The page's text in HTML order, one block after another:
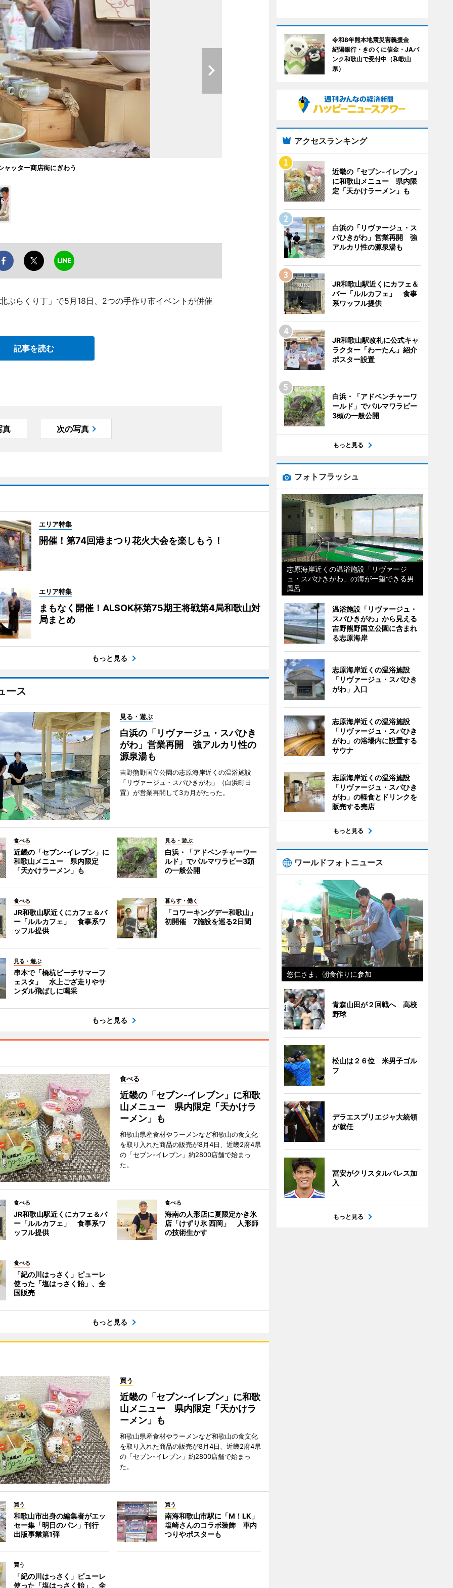
ャッター商店街にぎわう
ぶらくり丁」で5月18日、2つの手作り市イベントが併催
記事を読む
真 次の写真
エリア特集
開催！第74回港まつり花火大会を楽しもう！
エリア特集
まもなく開催！ALSOK杯第75期王将戦第4局和歌山対
局まとめ
もっと見る
ース
見る・遊ぶ
白浜の「リヴァージュ・スパひき
がわ」営業再開 強アルカリ性の
源泉湯も
吉野熊野国立公園の志原海岸近くの温浴施設
「リヴァージュ・スパひきがわ」（白浜町日
置）が営業再開して3カ月がたった。
食べる
近畿の「セブン-イレブン」に
和歌山メニュー 県内限定
「天かけラーメン」も
見る・遊ぶ
白浜・「アドベンチャーワー
ルド」でパルマワラビー3頭
の一般公開
食べる
JR和歌山駅近くにカフェ＆バ
ー「ルルカフェ」 食事系ワ
ッフル提供
暮らす・働く
「コワーキングデー和歌山」
初開催 7施設を巡る2日間
見る・遊ぶ
串本で「橋杭ビーチサマーフ
ェスタ」 水上ござ走りやサ
ンダル飛ばしに喝采
もっと見る
食べる
近畿の「セブン-イレブン」に和歌
山メニュー 県内限定「天かけラ
ーメン」も
和歌山県産食材やラーメンなど和歌山の食文化
を取り入れた商品の販売が8月4日、近畿2府4県
の「セブン-イレブン」約2800店舗で始まっ
た。
食べる
JR和歌山駅近くにカフェ＆バ
ー「ルルカフェ」 食事系ワ
ッフル提供
食べる
海南の人形店に夏限定かき氷
店「けずり氷 西岡」 人形師
の技術生かす
食べる
「紀の川はっさく」ピューレ
使った「塩はっさく飴」、全
国販売
もっと見る
買う
近畿の「セブン-イレブン」に和歌
山メニュー 県内限定「天かけラ
ーメン」も
和歌山県産食材やラーメンなど和歌山の食文化
を取り入れた商品の販売が8月4日、近畿2府4県
の「セブン-イレブン」約2800店舗で始まっ
た。
買う
和歌山市出身の編集者がエッ
セー集「明日のパン」刊行
出版事業第1弾
買う
南海和歌山市駅に「M！LK」
塩崎さんのコラボ装飾 車内
つりやポスターも
買う
「紀の川はっさく」ピューレ
使った「塩はっさく飴」、全
令和8年熊本地震災害義援金
紀陽銀行・きのくに信金・JAバ
ンク和歌山で受付中（和歌山
県）
アクセスランキング
近畿の「セブン-イレブン」
に和歌山メニュー 県内限
定「天かけラーメン」も
白浜の「リヴァージュ・ス
パひきがわ」営業再開 強
アルカリ性の源泉湯も
JR和歌山駅近くにカフェ＆
バー「ルルカフェ」 食事
系ワッフル提供
JR和歌山駅改札に公式キャ
ラクター「わーたん」紹介
ポスター設置
白浜・「アドベンチャーワ
ールド」でパルマワラビー
3頭の一般公開
もっと見る
フォトフラッシュ
志原海岸近くの温浴施設「リヴァージ
ュ・スパひきがわ」の海が一望できる男
風呂
温浴施設「リヴァージュ・
スパひきがわ」から見える
吉野熊野国立公園に含まれ
る志原海岸
志原海岸近くの温浴施設
「リヴァージュ・スパひき
がわ」入口
志原海岸近くの温浴施設
「リヴァージュ・スパひき
がわ」の浴場内に設置する
サウナ
志原海岸近くの温浴施設
「リヴァージュ・スパひき
がわ」の軽食とドリンクを
販売する売店
もっと見る
ワールドフォトニュース
悠仁さま、朝食作りに参加
青森山田が２回戦へ 高校
野球
松山は２６位 米男子ゴル
フ
デラエスプリエジャ大統領
が就任
冨安がクリスタルパレス加
入
もっと見る